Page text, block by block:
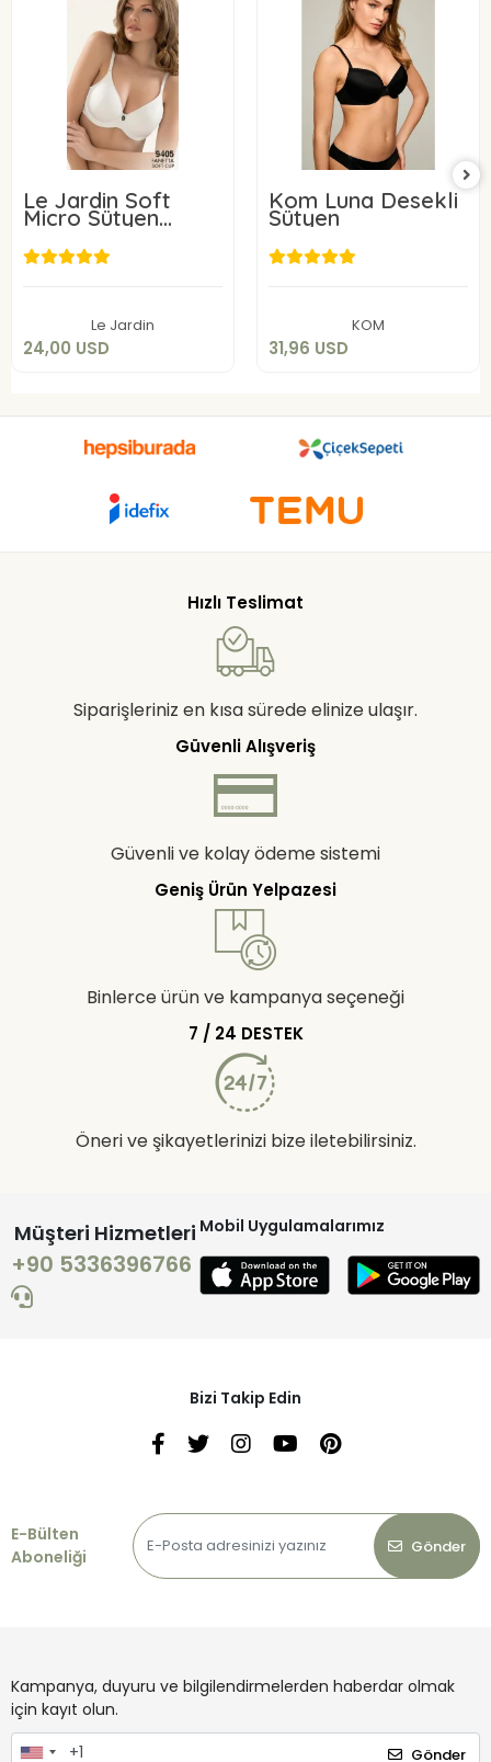
Le Jardin Soft
Micro Sütyen
9405-C
Le Jardin
24,00 USD
24,00 USD
Kom Luna Desekli
Sütyen
KOM
31,96 USD
31,96 USD
Hızlı Teslimat
Siparişleriniz en kısa sürede elinize ulaşır.
Güvenli Alışveriş
Güvenli ve kolay ödeme sistemi
Geniş Ürün Yelpazesi
Binlerce ürün ve kampanya seçeneği
7 / 24 DESTEK
Öneri ve şikayetlerinizi bize iletebilirsiniz.
Müşteri Hizmetleri
+90 5336396766
Mobil Uygulamalarımız
Bizi Takip Edin
E-Bülten
Aboneliği
Gönder
Kampanya, duyuru ve bilgilendirmelerden haberdar olmak
için kayıt olun.
Gönder